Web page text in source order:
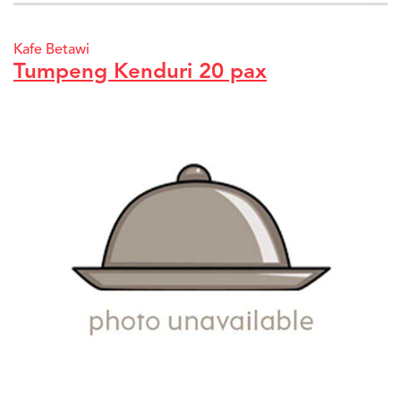
Kafe Betawi
Tumpeng Kenduri 20 pax